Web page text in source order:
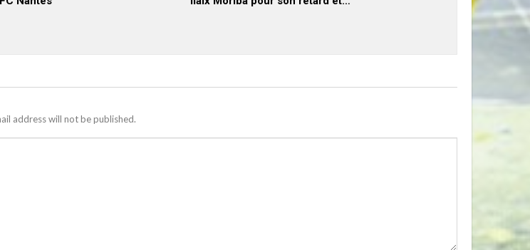
address will not be published.